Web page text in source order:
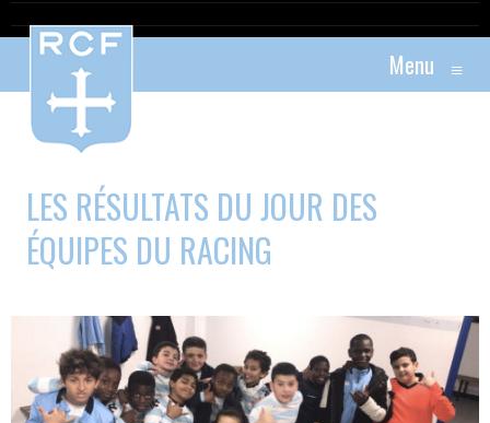
Menu ≡
LES RÉSULTATS DU JOUR DES
ÉQUIPES DU RACING